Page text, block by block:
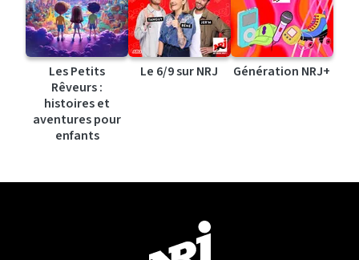
Les Petits
Rêveurs :
histoires et
aventures pour
enfants
Le 6/9 sur NRJ Génération NRJ+